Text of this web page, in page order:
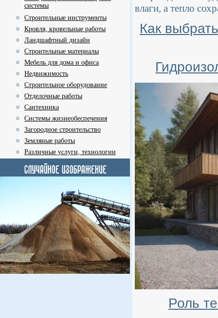
системы
Строительные инструменты
Кровля, кровельные работы
Ландшафтный дизайн
Строительные материалы
Мебель для дома и офиса
Недвижимость
Строительное оборудование
Отделочные работы
Сантехника
Системы жизнеобеспечения
Загородное строительство
Земляные работы
Различные услуги, технологии
влаги, а тепло
Как
Роль